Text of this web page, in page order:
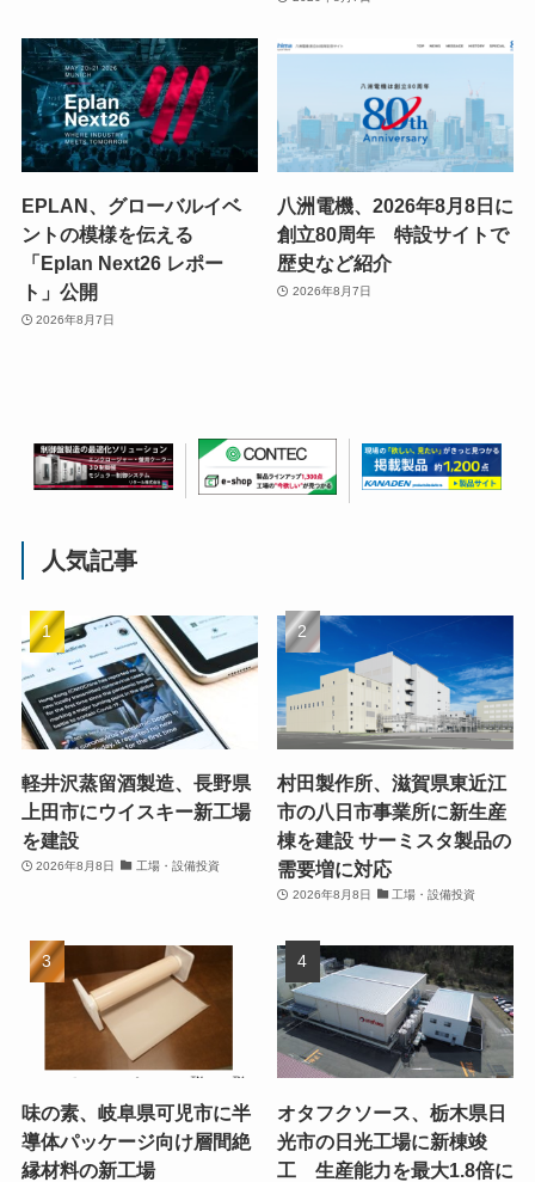
EPLAN、グローバルイベ
ントの模様を伝える
「Eplan Next26 レポー
ト」公開
2026年8月7日
八洲電機、2026年8月8日に
創立80周年 特設サイトで
歴史など紹介
2026年8月7日
人気記事
軽井沢蒸留酒製造、長野県
上田市にウイスキー新工場
を建設
2026年8月8日 工場・設備投資
村田製作所、滋賀県東近江
市の八日市事業所に新生産
棟を建設 サーミスタ製品の
需要増に対応
2026年8月8日 工場・設備投資
味の素、岐阜県可児市に半
導体パッケージ向け層間絶
縁材料の新工場
オタフクソース、栃木県日
光市の日光工場に新棟竣
工 生産能力を最大1.8倍に